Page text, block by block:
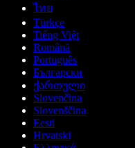
ไทย
Türkçe
Tiếng Việt
Română
Português
Български
ქართული
Slovenčina
Slovenščina
Eesti
Hrvatski